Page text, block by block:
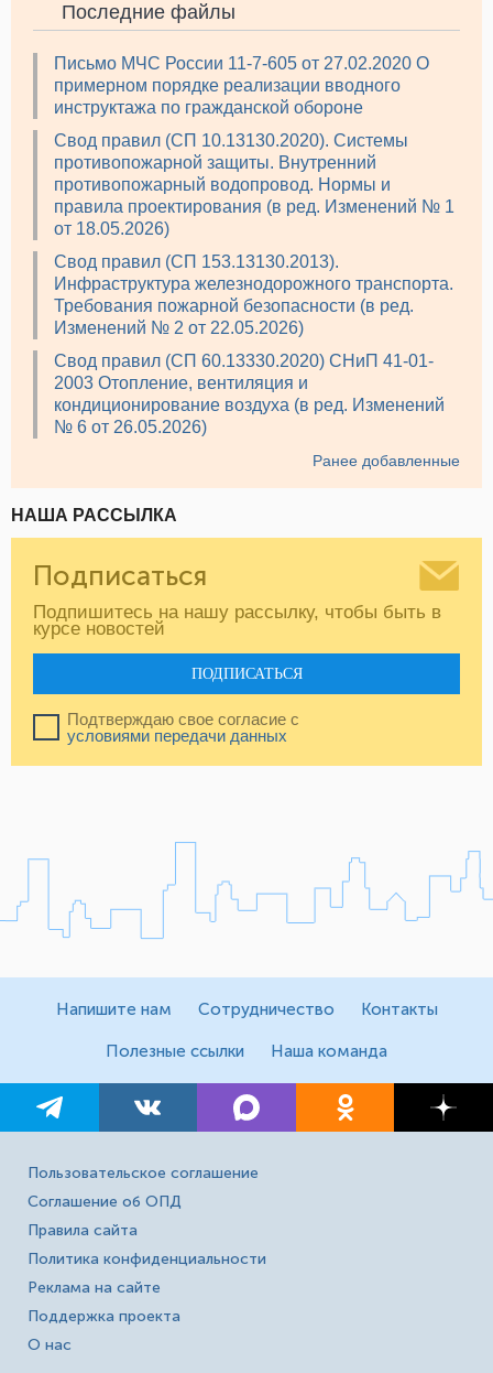
Последние файлы
Письмо МЧС России 11-7-605 от 27.02.2020 О
примерном порядке реализации вводного
инструктажа по гражданской обороне
Свод правил (СП 10.13130.2020). Системы
противопожарной защиты. Внутренний
противопожарный водопровод. Нормы и
правила проектирования (в ред. Изменений № 1
от 18.05.2026)
Свод правил (СП 153.13130.2013).
Инфраструктура железнодорожного транспорта.
Требования пожарной безопасности (в ред.
Изменений № 2 от 22.05.2026)
Свод правил (СП 60.13330.2020) СНиП 41-01-
2003 Отопление, вентиляция и
кондиционирование воздуха (в ред. Изменений
№ 6 от 26.05.2026)
Ранее добавленные
НАША РАССЫЛКА
Подписаться
Подпишитесь на нашу рассылку, чтобы быть в
курсе новостей
ПОДПИСАТЬСЯ
Подтверждаю свое согласие с
условиями передачи данных
Напишите нам Сотрудничество Контакты
Полезные ссылки Наша команда
Пользовательское соглашение
Соглашение об ОПД
Правила сайта
Политика конфиденциальности
Реклама на сайте
Поддержка проекта
О нас